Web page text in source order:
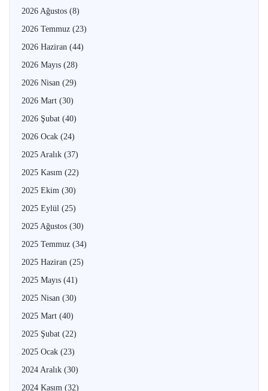
2026 Ağustos (8)
2026 Temmuz (23)
2026 Haziran (44)
2026 Mayıs (28)
2026 Nisan (29)
2026 Mart (30)
2026 Şubat (40)
2026 Ocak (24)
2025 Aralık (37)
2025 Kasım (22)
2025 Ekim (30)
2025 Eylül (25)
2025 Ağustos (30)
2025 Temmuz (34)
2025 Haziran (25)
2025 Mayıs (41)
2025 Nisan (30)
2025 Mart (40)
2025 Şubat (22)
2025 Ocak (23)
2024 Aralık (30)
2024 Kasım (32)